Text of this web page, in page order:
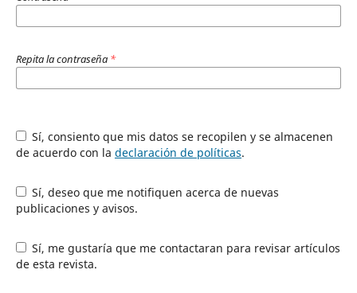
Repita la contraseña *
Sí, consiento que mis datos se recopilen y se almacenen
de acuerdo con la declaración de políticas.
Sí, deseo que me notifiquen acerca de nuevas
publicaciones y avisos.
Sí, me gustaría que me contactaran para revisar artículos
de esta revista.